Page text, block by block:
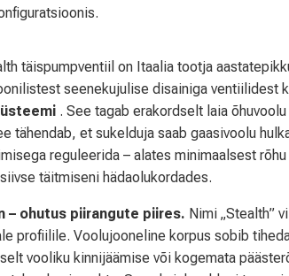
täispumpventiil on Itaalia tootja
seenekujulise disainiga ventiilidest
. See tagab erakordselt laia
tähendab, et sukelduja saab gaasivoolu
reguleerida – alates minimaalsest
täitmiseni hädaolukordades.
– ohutus piirangute piires. Nimi „Stealth”
profiilile. Voolujooneline korpus sobib
vooliku kinnijäämise või kogemata